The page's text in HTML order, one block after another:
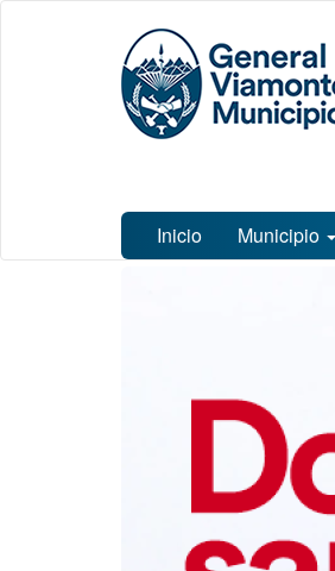
Municipalidad
de General
Viamonte
Inicio Municipio